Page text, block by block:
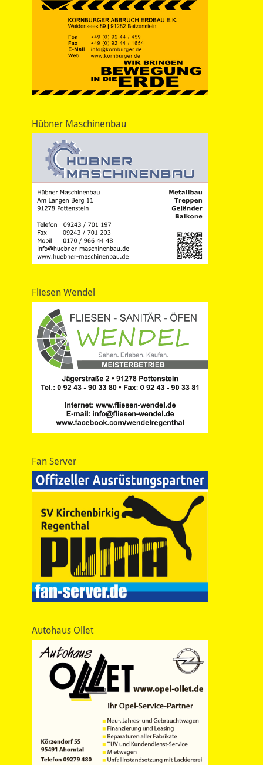
Hübner Maschinenbau
Fliesen Wendel
Fan Server
Autohaus Ollet